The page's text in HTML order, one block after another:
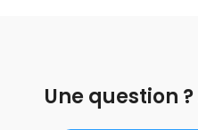
Une question